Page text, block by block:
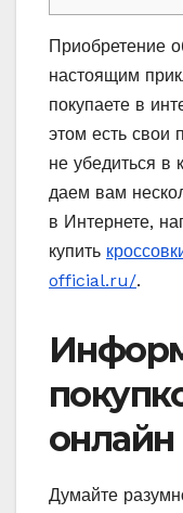
Приобретение
настоящим
покупаете в
этом есть свои
не убедиться в
даем вам
в Интернете,
купить
official.ru/.
онлайн
Думайте